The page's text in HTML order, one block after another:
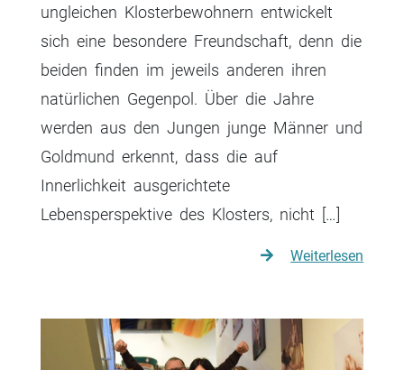
ungleichen Klosterbewohnern entwickelt
sich eine besondere Freundschaft, denn die
beiden finden im jeweils anderen ihren
natürlichen Gegenpol. Über die Jahre
werden aus den Jungen junge Männer und
Goldmund erkennt, dass die auf
Innerlichkeit ausgerichtete
Lebensperspektive des Klosters, nicht […]
Weiterlesen